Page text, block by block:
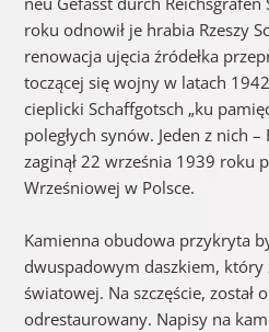
roku odnowił je hrabia Rzeszy
renowacja ujęcia źródełka
toczącej się wojny w latach
cieplicki Schaffgotsch „ku
poległych synów. Jeden z nich
zaginął 22 września 1939 roku
Wrześniowej w Polsce.
Kamienna obudowa przykryta
dwuspadowym daszkiem, który
światowej. Na szczęście, został
odrestaurowany. Napisy na